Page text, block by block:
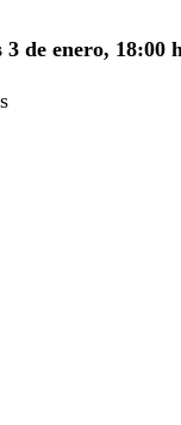
de enero, 18:00